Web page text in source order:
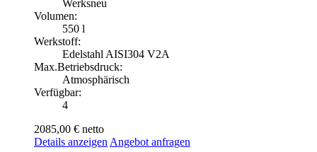
Werksneu
Volumen:
550 l
Werkstoff:
Edelstahl AISI304 V2A
Max.Betriebsdruck:
Atmosphärisch
Verfügbar:
4
2085,00 € netto
Details anzeigenAngebot anfragen